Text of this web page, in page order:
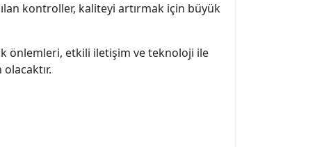
kontroller, kaliteyi artırmak için büyük
önlemleri, etkili iletişim ve teknoloji ile